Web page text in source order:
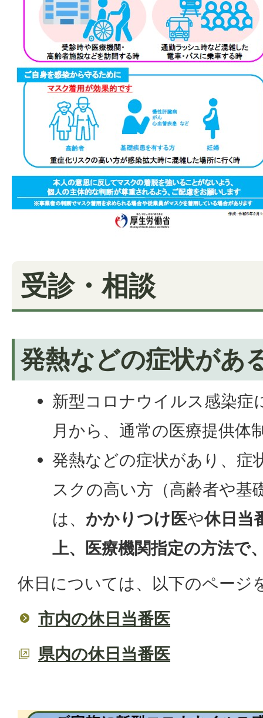
受診・相談
発熱などの症状があ
新型コロナウイルス感染症
月から、通常の医療提供体
発熱などの症状があり、症
スクの高い方（高齢者や基
は、 かかりつけ医や休日当
上、医療機関指定の方法で
休日については、以下のページ
市内の休日当番医
県内の休日当番医